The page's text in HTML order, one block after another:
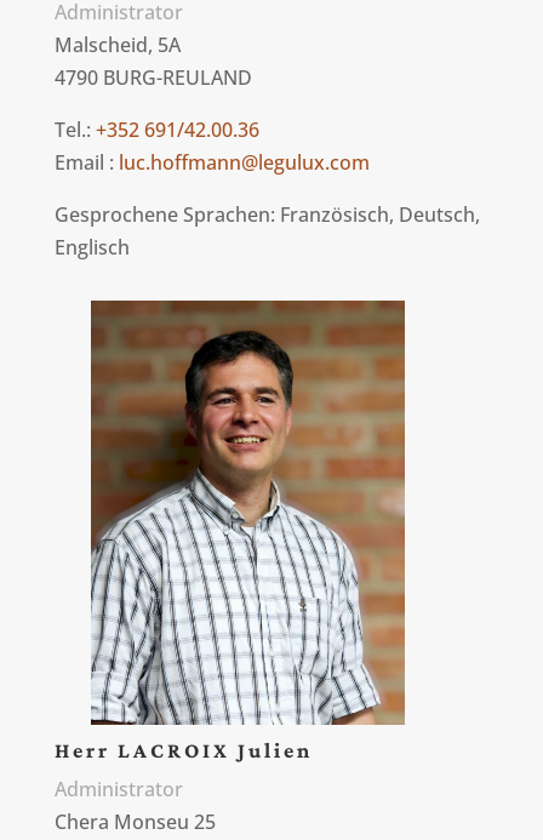
Administrator
Malscheid, 5A
4790 BURG-REULAND
Tel.: +352 691/42.00.36
Email : luc.hoffmann@legulux.com
Gesprochene Sprachen: Französisch, Deutsch,
Englisch
Herr LACROIX Julien
Administrator
Chera Monseu 25